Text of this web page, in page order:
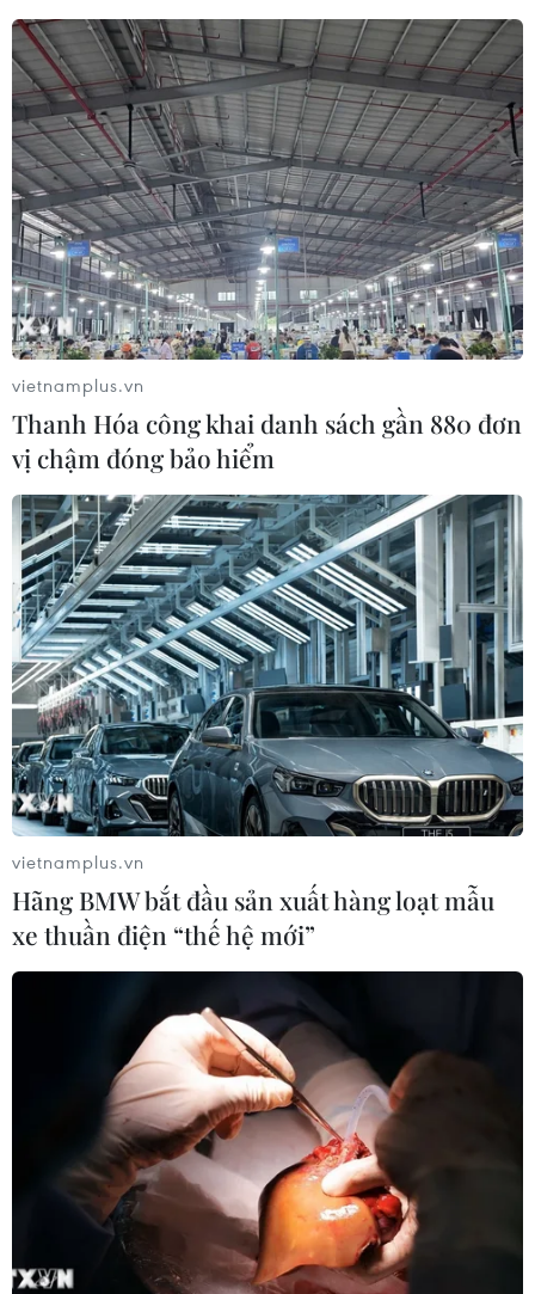
vietnamplus.vn
Thanh Hóa công khai danh sách gần 880 đơn
vị chậm đóng bảo hiểm
vietnamplus.vn
Hãng BMW bắt đầu sản xuất hàng loạt mẫu
xe thuần điện “thế hệ mới”